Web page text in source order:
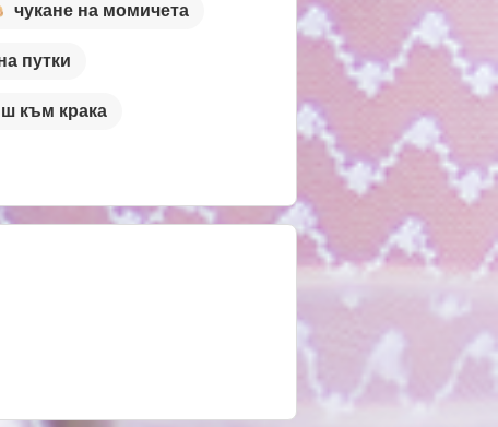
чукане на момичета
путки
към крака